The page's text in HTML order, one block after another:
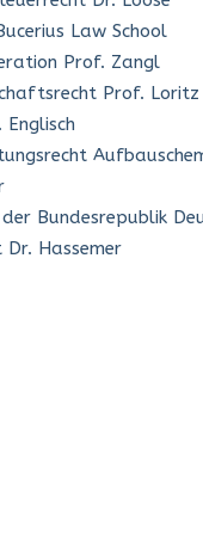
Law School
Prof. Zangl
Prof. Loritz
Bundesrepublik
Hassemer